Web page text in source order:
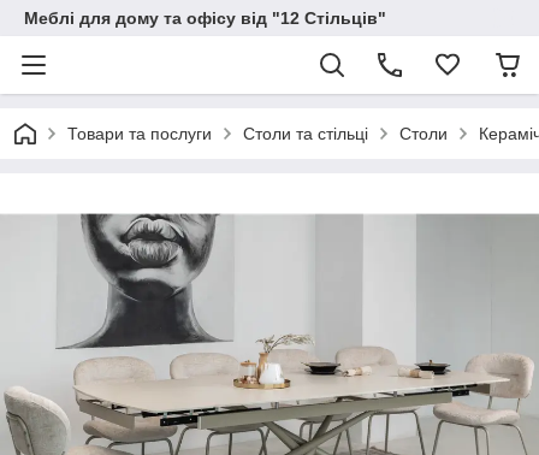
Меблі для дому та офісу від "12 Стільців"
Товари та послуги Столи та стільці Столи